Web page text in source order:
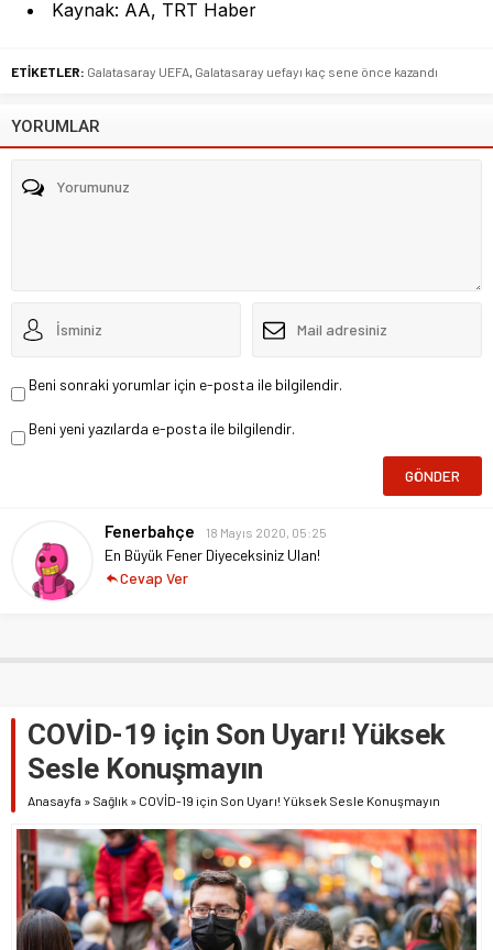
Kaynak: AA, TRT Haber
ETİKETLER: Galatasaray UEFA Galatasaray uefayı kaç sene önce kazandı
YORUMLAR
Beni sonraki yorumlar için e-posta ile bilgilendir.
Beni yeni yazılarda e-posta ile bilgilendir.
Fenerbahçe 18 Mayıs 2020, 05:25
En Büyük Fener Diyeceksiniz Ulan!
Cevap Ver
COVİD-19 için Son Uyarı! Yüksek
Sesle Konuşmayın
Anasayfa » Sağlık » COVİD-19 için Son Uyarı! Yüksek Sesle Konuşmayın